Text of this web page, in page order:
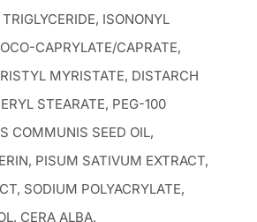
ISONONYL
CAPRYLATE/CAPRATE,
MYRISTATE, DISTARCH
STEARATE, PEG-100
COMMUNIS SEED OIL,
PISUM SATIVUM EXTRACT,
SODIUM POLYACRYLATE,
CERA ALBA,